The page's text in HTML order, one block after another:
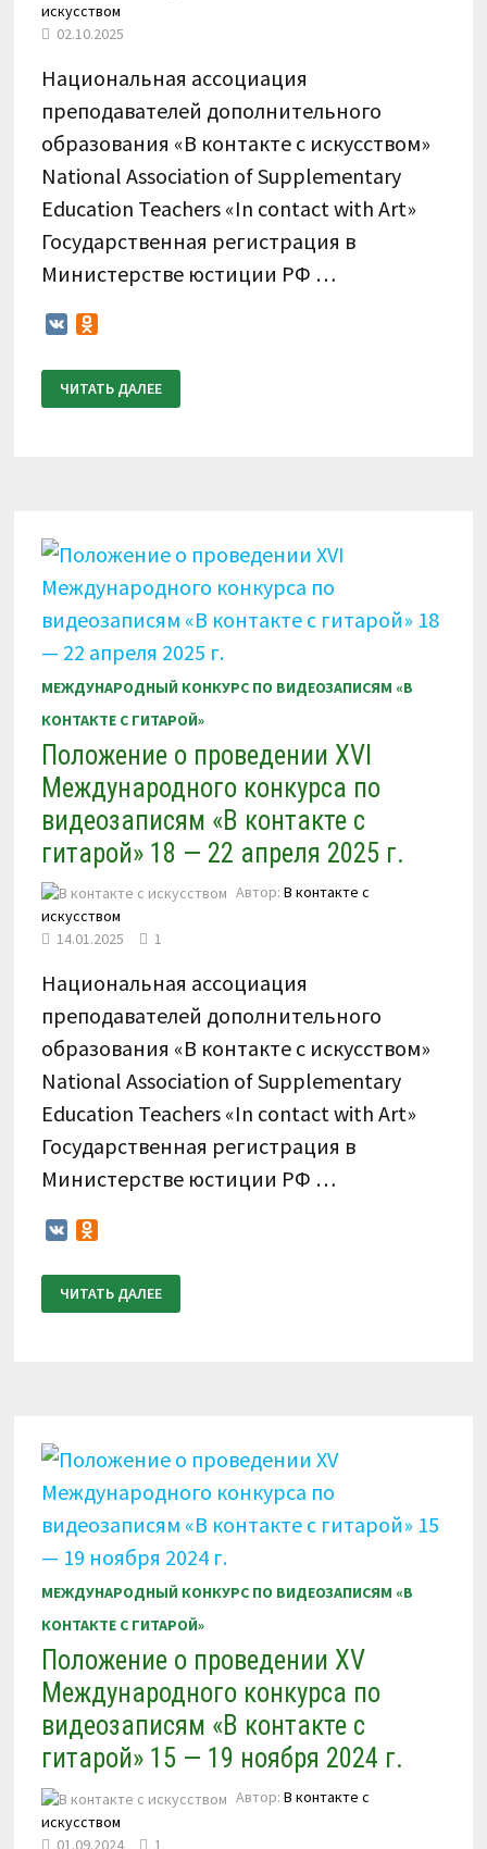
искусством
02.10.2025
Национальная ассоциация
преподавателей дополнительного
образования «В контакте с искусством»
National Association of Supplementary
Education Teachers «In contact with Art»
Государственная регистрация в
Министерстве юстиции РФ …
VK
О
ПРОВЕДЕНИИ
ГИТАРОЙ»
21
25
НОЯБРЯ
2025
Г.
ЧИТАТЬ ДАЛЕЕ
МЕЖДУНАРОДНЫЙ КОНКУРС ПО ВИДЕОЗАПИСЯМ «В
КОНТАКТЕ С ГИТАРОЙ»
Положение о проведении XVI
Международного конкурса по
видеозаписям «В контакте с
гитарой» 18 — 22 апреля 2025 г.
Автор:В контакте с
искусством
14.01.2025
1
Национальная ассоциация
преподавателей дополнительного
образования «В контакте с искусством»
National Association of Supplementary
Education Teachers «In contact with Art»
Государственная регистрация в
Министерстве юстиции РФ …
VK
О
ПРОВЕДЕНИИ
ГИТАРОЙ»
18
22
АПРЕЛЯ
2025
Г.
ЧИТАТЬ ДАЛЕЕ
МЕЖДУНАРОДНЫЙ КОНКУРС ПО ВИДЕОЗАПИСЯМ «В
КОНТАКТЕ С ГИТАРОЙ»
Положение о проведении XV
Международного конкурса по
видеозаписям «В контакте с
гитарой» 15 — 19 ноября 2024 г.
Автор:В контакте с
искусством
01.09.2024
1